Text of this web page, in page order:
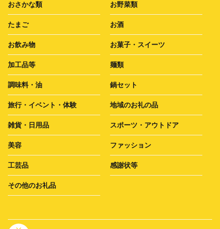
おさかな類 お野菜類
たまご お酒
お飲み物 お菓子・スイーツ
加工品等 麺類
調味料・油 鍋セット
旅行・イベント・体験 地域のお礼の品
雑貨・日用品 スポーツ・アウトドア
美容 ファッション
工芸品 感謝状等
その他のお礼品